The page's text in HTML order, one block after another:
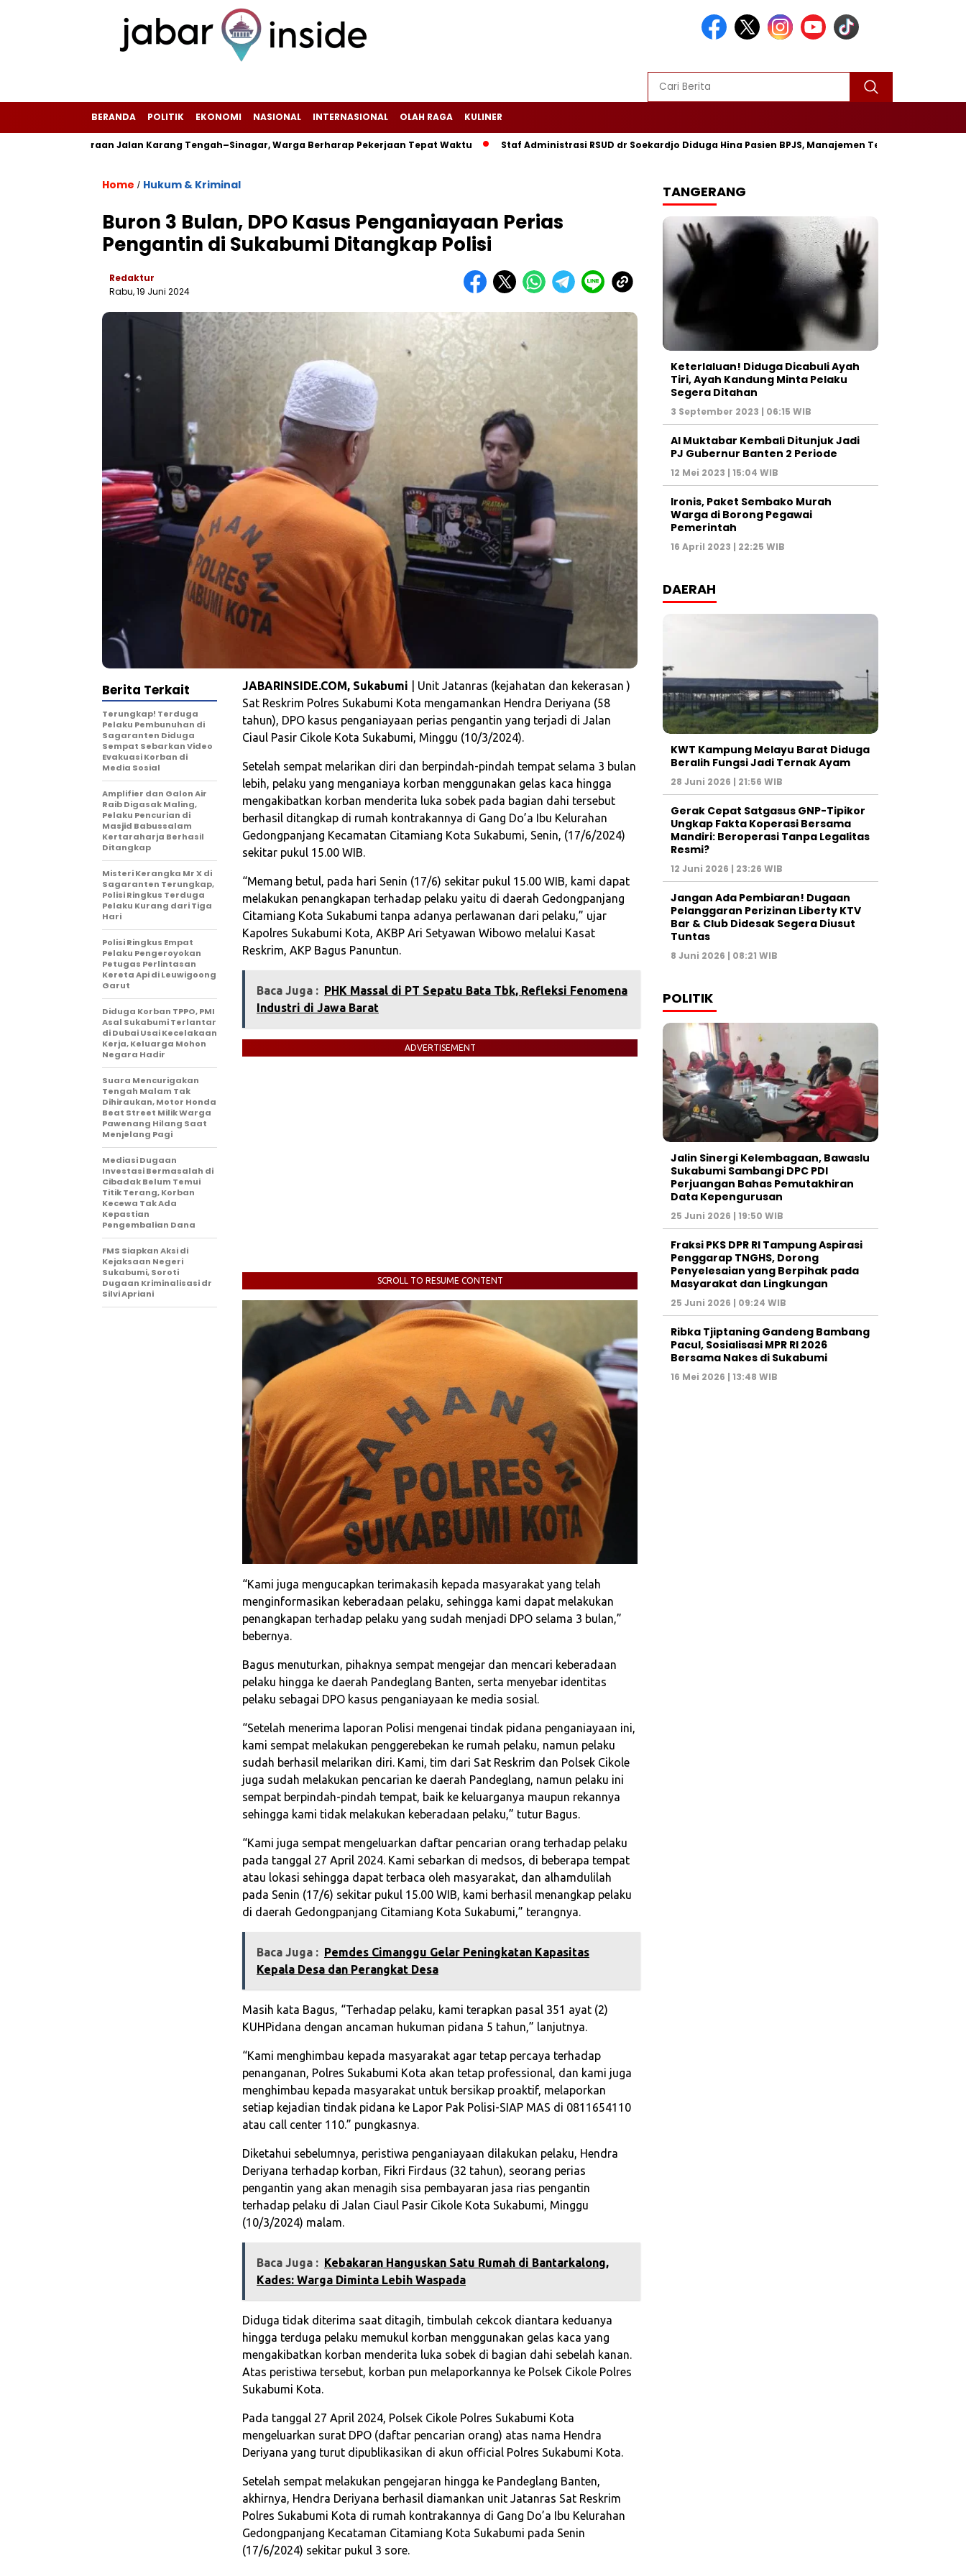
BERANDA POLITIK EKONOMI NASIONAL INTERNASIONAL OLAH RAGA KULINER
Jalan Karang Tengah–Sinagar, Warga Berharap Pekerjaan Tepat Waktu Staf Administrasi RSUD dr Soekardjo Diduga Hina Pasien BPJS, Manajemen Tegaskan Proses
Home / Hukum & Kriminal
Buron 3 Bulan, DPO Kasus Penganiayaan Perias
Pengantin di Sukabumi Ditangkap Polisi
Redaktur
Rabu, 19 Juni 2024
JABARINSIDE.COM, Sukabumi
| Unit Jatanras (kejahatan dan kekerasan )
Sat Reskrim Polres Sukabumi Kota mengamankan Hendra Deriyana (58
tahun), DPO kasus penganiayaan perias pengantin yang terjadi di Jalan
Ciaul Pasir Cikole Kota Sukabumi, Minggu (10/3/2024).
Setelah sempat melarikan diri dan berpindah-pindah tempat selama 3 bulan
lebih, pelaku yang menganiaya korban menggunakan gelas kaca hingga
mengakibatkan korban menderita luka sobek pada bagian dahi tersebut
berhasil ditangkap di rumah kontrakannya di Gang Do’a Ibu Kelurahan
Gedongpanjang Kecamatan Citamiang Kota Sukabumi, Senin, (17/6/2024)
sekitar pukul 15.00 WIB.
“Memang betul, pada hari Senin (17/6) sekitar pukul 15.00 WIB, kami dapat
melakukan penangkapan terhadap pelaku yaitu di daerah Gedongpanjang
Citamiang Kota Sukabumi tanpa adanya perlawanan dari pelaku,” ujar
Kapolres Sukabumi Kota, AKBP Ari Setyawan Wibowo melalui Kasat
Reskrim, AKP Bagus Panuntun.
Baca Juga : PHK Massal di PT Sepatu Bata Tbk, Refleksi Fenomena
Industri di Jawa Barat
ADVERTISEMENT
SCROLL TO RESUME CONTENT
“Kami juga mengucapkan terimakasih kepada masyarakat yang telah
menginformasikan keberadaan pelaku, sehingga kami dapat melakukan
penangkapan terhadap pelaku yang sudah menjadi DPO selama 3 bulan,”
bebernya.
Bagus menuturkan, pihaknya sempat mengejar dan mencari keberadaan
pelaku hingga ke daerah Pandeglang Banten, serta menyebar identitas
pelaku sebagai DPO kasus penganiayaan ke media sosial.
“Setelah menerima laporan Polisi mengenai tindak pidana penganiayaan ini,
kami sempat melakukan penggerebekan ke rumah pelaku, namun pelaku
sudah berhasil melarikan diri. Kami, tim dari Sat Reskrim dan Polsek Cikole
juga sudah melakukan pencarian ke daerah Pandeglang, namun pelaku ini
sempat berpindah-pindah tempat, baik ke keluarganya maupun rekannya
sehingga kami tidak melakukan keberadaan pelaku,” tutur Bagus.
“Kami juga sempat mengeluarkan daftar pencarian orang terhadap pelaku
pada tanggal 27 April 2024. Kami sebarkan di medsos, di beberapa tempat
atau lokasi sehingga dapat terbaca oleh masyarakat, dan alhamdulilah
pada Senin (17/6) sekitar pukul 15.00 WIB, kami berhasil menangkap pelaku
di daerah Gedongpanjang Citamiang Kota Sukabumi,” terangnya.
Baca Juga : ‎Pemdes Cimanggu Gelar Peningkatan Kapasitas
Kepala Desa dan Perangkat Desa
Masih kata Bagus, “Terhadap pelaku, kami terapkan pasal 351 ayat (2)
KUHPidana dengan ancaman hukuman pidana 5 tahun,” lanjutnya.
“Kami menghimbau kepada masyarakat agar tetap percaya terhadap
penanganan, Polres Sukabumi Kota akan tetap professional, dan kami juga
menghimbau kepada masyarakat untuk bersikap proaktif, melaporkan
setiap kejadian tindak pidana ke Lapor Pak Polisi-SIAP MAS di 0811654110
atau call center 110.” pungkasnya.
Diketahui sebelumnya, peristiwa penganiayaan dilakukan pelaku, Hendra
Deriyana terhadap korban, Fikri Firdaus (32 tahun), seorang perias
pengantin yang akan menagih sisa pembayaran jasa rias pengantin
terhadap pelaku di Jalan Ciaul Pasir Cikole Kota Sukabumi, Minggu
(10/3/2024) malam.
Baca Juga : ‎Kebakaran Hanguskan Satu Rumah di Bantarkalong,
Kades: Warga Diminta Lebih Waspada‎
Diduga tidak diterima saat ditagih, timbulah cekcok diantara keduanya
hingga terduga pelaku memukul korban menggunakan gelas kaca yang
mengakibatkan korban menderita luka sobek di bagian dahi sebelah kanan.
Atas peristiwa tersebut, korban pun melaporkannya ke Polsek Cikole Polres
Sukabumi Kota.
Pada tanggal 27 April 2024, Polsek Cikole Polres Sukabumi Kota
mengeluarkan surat DPO (daftar pencarian orang) atas nama Hendra
Deriyana yang turut dipublikasikan di akun official Polres Sukabumi Kota.
Setelah sempat melakukan pengejaran hingga ke Pandeglang Banten,
akhirnya, Hendra Deriyana berhasil diamankan unit Jatanras Sat Reskrim
Polres Sukabumi Kota di rumah kontrakannya di Gang Do’a Ibu Kelurahan
Gedongpanjang Kecataman Citamiang Kota Sukabumi pada Senin
(17/6/2024) sekitar pukul 3 sore.
Berita Terkait
Terungkap! Terduga
Pelaku Pembunuhan di
Sagaranten Diduga
Sempat Sebarkan Video
Evakuasi Korban di
Media Sosial
‎Amplifier dan Galon Air
Raib Digasak Maling,
Pelaku Pencurian di
Masjid Babussalam
Kertaraharja Berhasil
Ditangkap
‎Misteri Kerangka Mr X di
Sagaranten Terungkap,
Polisi Ringkus Terduga
Pelaku Kurang dari Tiga
Hari
Polisi Ringkus Empat
Pelaku Pengeroyokan
Petugas Perlintasan
Kereta Api di Leuwigoong
Garut
‎Diduga Korban TPPO, PMI
Asal Sukabumi Terlantar
di Dubai Usai Kecelakaan
Kerja, Keluarga Mohon
Negara Hadir‎
Suara Mencurigakan
Tengah Malam Tak
Dihiraukan, Motor Honda
Beat Street Milik Warga
Pawenang Hilang Saat
Menjelang Pagi
Mediasi Dugaan
Investasi Bermasalah di
Cibadak Belum Temui
Titik Terang, Korban
Kecewa Tak Ada
Kepastian
Pengembalian Dana
FMS Siapkan Aksi di
Kejaksaan Negeri
Sukabumi, Soroti
Dugaan Kriminalisasi dr
Silvi Apriani
TANGERANG
Keterlaluan! Diduga Dicabuli Ayah
Tiri, Ayah Kandung Minta Pelaku
Segera Ditahan
3 September 2023 | 06:15 WIB
Al Muktabar Kembali Ditunjuk Jadi
PJ Gubernur Banten 2 Periode
12 Mei 2023 | 15:04 WIB
Ironis, Paket Sembako Murah
Warga di Borong Pegawai
Pemerintah
16 April 2023 | 22:25 WIB
DAERAH
KWT Kampung Melayu Barat Diduga
Beralih Fungsi Jadi Ternak Ayam
28 Juni 2026 | 21:56 WIB
Gerak Cepat Satgasus GNP-Tipikor
Ungkap Fakta Koperasi Bersama
Mandiri: Beroperasi Tanpa Legalitas
Resmi?
12 Juni 2026 | 23:26 WIB
Jangan Ada Pembiaran! Dugaan
Pelanggaran Perizinan Liberty KTV
Bar & Club Didesak Segera Diusut
Tuntas
8 Juni 2026 | 08:21 WIB
POLITIK
Jalin Sinergi Kelembagaan, Bawaslu
Sukabumi Sambangi DPC PDI
Perjuangan Bahas Pemutakhiran
Data Kepengurusan
25 Juni 2026 | 19:50 WIB
‎Fraksi PKS DPR RI Tampung Aspirasi
Penggarap TNGHS, Dorong
Penyelesaian yang Berpihak pada
Masyarakat dan Lingkungan‎
25 Juni 2026 | 09:24 WIB
Ribka Tjiptaning Gandeng Bambang
Pacul, Sosialisasi MPR RI 2026
Bersama Nakes di Sukabumi
16 Mei 2026 | 13:48 WIB